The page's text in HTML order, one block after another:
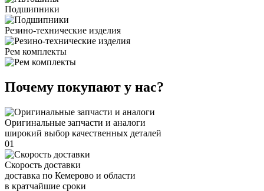
Подшипники
Резино-технические изделия
Рем комплекты
Почему покупают у нас?
Оригинальные запчасти и аналоги
широкий выбор качественных деталей
01
Скорость доставки
доставка по Кемерово и области
в кратчайшие сроки